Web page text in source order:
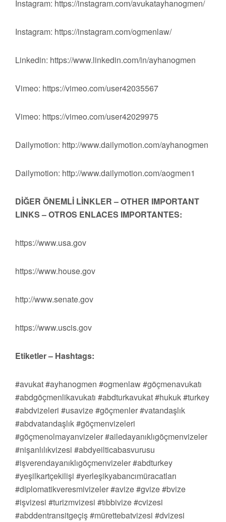
Instagram: https://instagram.com/avukatayhanogmen/
Instagram: https://instagram.com/ogmenlaw/
Linkedin: https://www.linkedin.com/in/ayhanogmen
Vimeo: https://vimeo.com/user42035567
Vimeo: https://vimeo.com/user42029975
Dailymotion: http://www.dailymotion.com/ayhanogmen
Dailymotion: http://www.dailymotion.com/aogmen1
DİĞER ÖNEMLİ LİNKLER – OTHER IMPORTANT
LINKS – OTROS ENLACES IMPORTANTES:
https://www.usa.gov
https://www.house.gov
http://www.senate.gov
https://www.uscis.gov
Etiketler – Hashtags:
#avukat #ayhanogmen #ogmenlaw #göçmenavukatı
#abdgöçmenlikavukatı #abdturkavukat #hukuk #turkey
#abdvizeleri #usavize #göçmenler #vatandaşlık
#abdvatandaşlık #göçmenvizeleri
#göçmenolmayanvizeler #ailedayanıklıgöçmenvizeler
#nişanlılıkvizesi #abdyeilticabasvurusu
#işverendayanıklıgöçmenvizeler #abdturkey
#yeşilkartçekilişi #yerleşikyabancımüracatları
#diplomatikveresmivizeler #avize #gvize #bvize
#işvizesi #turizmvizesi #tıbbivize #cvizesi
#abddentransitgeçiş #mürettebatvizesi #dvizesi